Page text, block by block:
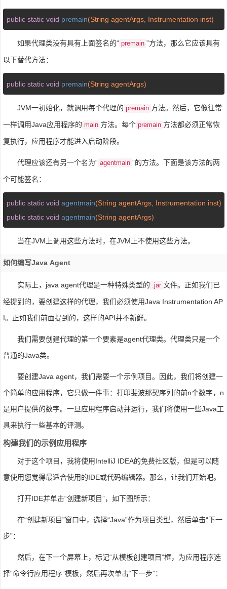
public static void premain(String agentArgs, Instrumentation inst)
如果代理类没有具有上面签名的“ premain ”方法，那么它应该具有
以下替代方法：
public static void premain(String agentArgs)
JVM一初始化，就调用每个代理的 premain 方法。然后，它像往常
一样调用Java应用程序的 main 方法。每个 premain 方法都必须正常恢
复执行，应用程序才能进入启动阶段。
代理应该还有另一个名为“ agentmain ”的方法。下面是该方法的两
个可能签名：
public static void agentmain(String agentArgs, Instrumentation inst)
public static void agentmain(String agentArgs)
当在JVM上调用这些方法时，在JVM上不使用这些方法。
如何编写Java Agent
实际上，java agent代理是一种特殊类型的 .jar 文件。正如我们已
经提到的，要创建这样的代理，我们必须使用Java Instrumentation AP
I。正如我们前面提到的，这样的API并不新鲜。
我们需要创建代理的第一个要素是agent代理类。代理类只是一个
普通的Java类。
要创建Java agent，我们需要一个示例项目。因此，我们将创建一
个简单的应用程序，它只做一件事：打印斐波那契序列的前n个数字，n
是用户提供的数字。一旦应用程序启动并运行，我们将使用一些Java工
具来执行一些基本的评测。
构建我们的示例应用程序
对于这个项目，我将使用IntelliJ IDEA的免费社区版，但是可以随
意使用您觉得最适合使用的IDE或代码编辑器。那么，让我们开始吧。
打开IDE并单击“创建新项目”，如下图所示：
在“创建新项目”窗口中，选择“Java”作为项目类型，然后单击“下一
步”：
然后，在下一个屏幕上，标记“从模板创建项目”框，为应用程序选
择“命令行应用程序”模板，然后再次单击“下一步”：